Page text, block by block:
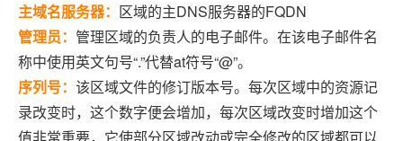
主域名服务器： 区域的主DNS服务器的FQDN
管理员： 管理区域的负责人的电子邮件。在该电子邮件名
称中使用英文句号“.”代替at符号“@”。
序列号： 该区域文件的修订版本号。每次区域中的资源记
录改变时，这个数字便会增加，每次区域改变时增加这个